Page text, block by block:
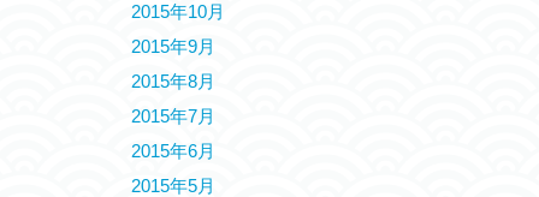
2015年10月
2015年9月
2015年8月
2015年7月
2015年6月
2015年5月